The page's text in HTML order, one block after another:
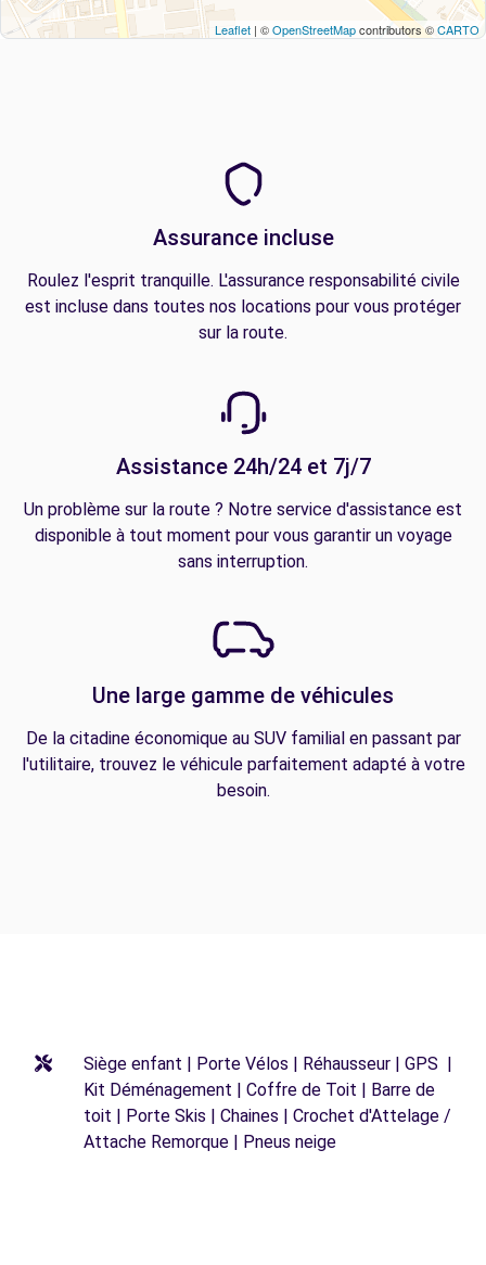
Leaflet | ©OpenStreetMapcontributors ©CARTO
Assurance incluse
Roulez l'esprit tranquille. L'assurance responsabilité civile
est incluse dans toutes nos locations pour vous protéger
sur la route.
Assistance 24h/24 et 7j/7
Un problème sur la route ? Notre service d'assistance est
disponible à tout moment pour vous garantir un voyage
sans interruption.
Une large gamme de véhicules
De la citadine économique au SUV familial en passant par
l'utilitaire, trouvez le véhicule parfaitement adapté à votre
besoin.
Siège enfant | Porte Vélos | Réhausseur | GPS |
Kit Déménagement | Coffre de Toit | Barre de
toit | Porte Skis | Chaines | Crochet d'Attelage /
Attache Remorque | Pneus neige